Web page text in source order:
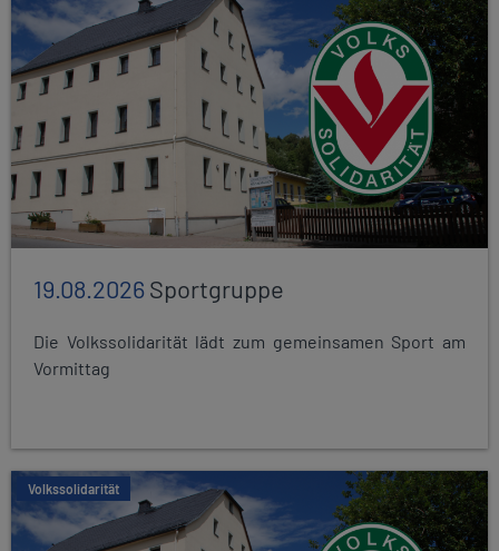
19.08.2026Sportgruppe
Die Volkssolidarität lädt zum gemeinsamen Sport am
Vormittag
Volkssolidarität